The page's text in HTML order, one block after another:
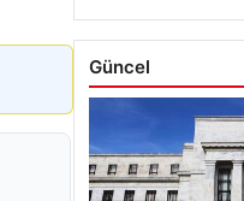
Güncel